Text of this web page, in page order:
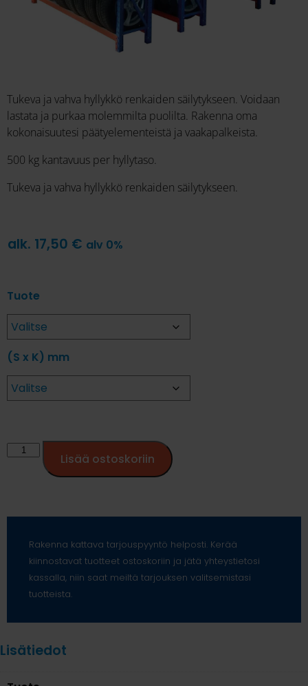
Tukeva ja vahva hyllykkö renkaiden säilytykseen. Voidaan
lastata ja purkaa molemmilta puolilta. Rakenna oma
kokonaisuutesi päätyelementeistä ja vaakapalkeista.
500 kg kantavuus per hyllytaso.
Tukeva ja vahva hyllykkö renkaiden säilytykseen.
alk. 17,50 € alv 0%
Tuote
(S x K) mm
Lisää ostoskoriin
Rakenna kattava tarjouspyyntö helposti. Kerää
kiinnostavat tuotteet ostoskoriin ja jätä yhteystietosi
kassalla, niin saat meiltä tarjouksen valitsemistasi
tuotteista.
Lisätiedot